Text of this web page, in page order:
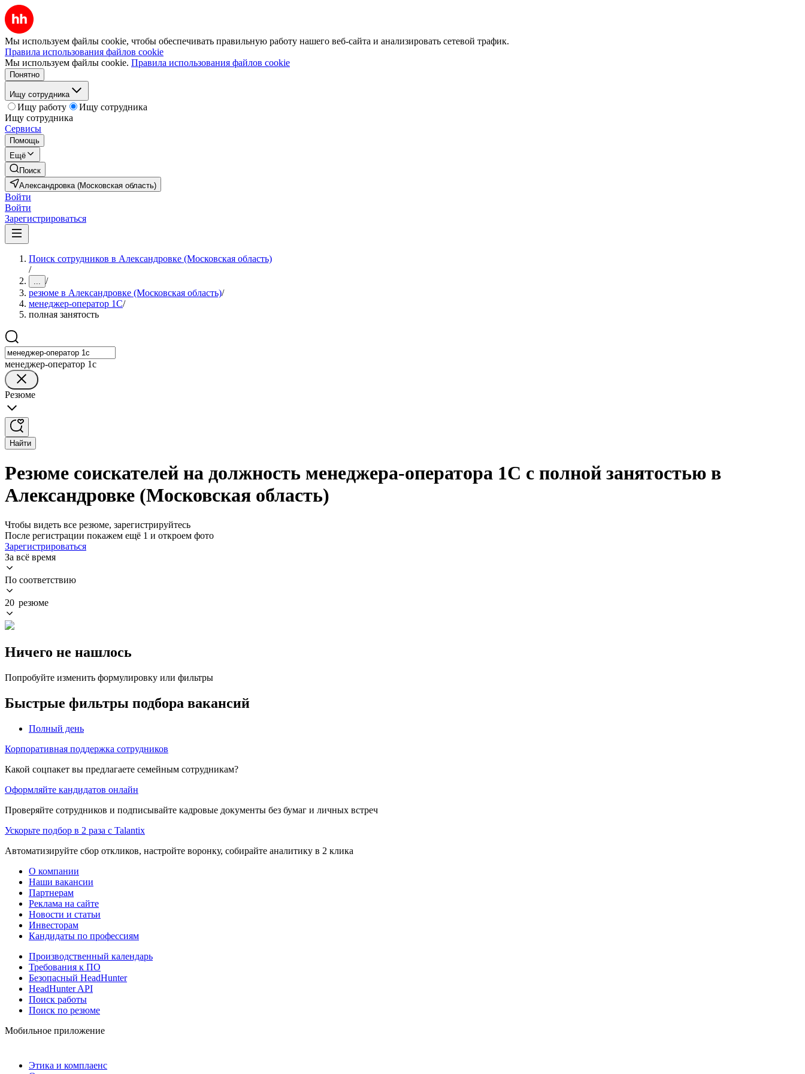
Мы используем файлы cookie, чтобы обеспечивать правильную работу нашего веб-сайта и анализировать сетевой трафик.
Правила использования файлов cookie
Мы используем файлы cookie. Правила использования файлов cookie
Понятно
Ищу сотрудника
Ищу работу
Ищу сотрудника
Ищу сотрудника
Сервисы
Помощь
Ещё
Поиск
Александровка (Московская область)
Войти
Войти
Зарегистрироваться
Поиск сотрудников в Александровке (Московская область)
/
... /
резюме в Александровке (Московская область)/
менеджер-оператор 1С/
полная занятость
менеджер-оператор 1с
Резюме
Найти
Резюме соискателей на должность менеджера-оператора 1С с полной занятостью в
Александровке (Московская область)
Чтобы видеть все резюме, зарегистрируйтесь
После регистрации покажем ещё 1 и откроем фото
Зарегистрироваться
За всё время
По соответствию
20 резюме
Ничего не нашлось
Попробуйте изменить формулировку или фильтры
Быстрые фильтры подбора вакансий
Полный день
Корпоративная поддержка сотрудников
Какой соцпакет вы предлагаете семейным сотрудникам?
Оформляйте кандидатов онлайн
Проверяйте сотрудников и подписывайте кадровые документы без бумаг и личных встреч
Ускорьте подбор в 2 раза с Talantix
Автоматизируйте сбор откликов, настройте воронку, собирайте аналитику в 2 клика
О компании
Наши вакансии
Партнерам
Реклама на сайте
Новости и статьи
Инвесторам
Кандидаты по профессиям
Производственный календарь
Требования к ПО
Безопасный HeadHunter
HeadHunter API
Поиск работы
Поиск по резюме
Мобильное приложение
Этика и комплаенс